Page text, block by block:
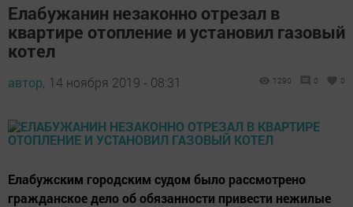
Елабужанин незаконно отрезал в
квартире отопление и установил газовый
котел
автор, 14 ноября 2019 - 08:31 1290 0 0
Елабужским городским судом было рассмотрено
гражданское дело об обязанности привести нежилые